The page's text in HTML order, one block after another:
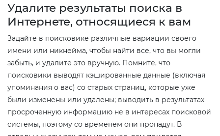
Удалите результаты поиска в
Интернете, относящиеся к вам​
Задайте в поисковике различные вариации своего
имени или никнейма, чтобы найти все, что вы могли
забыть, и удалите это вручную. Помните, что
поисковики выводят кэшированные данные (включая
упоминания о вас) со старых страниц, которые уже
были изменены или удалены; выводить в результатах
просроченную информацию не в интересах поисковой
системы, поэтому со временем они пропадут. В